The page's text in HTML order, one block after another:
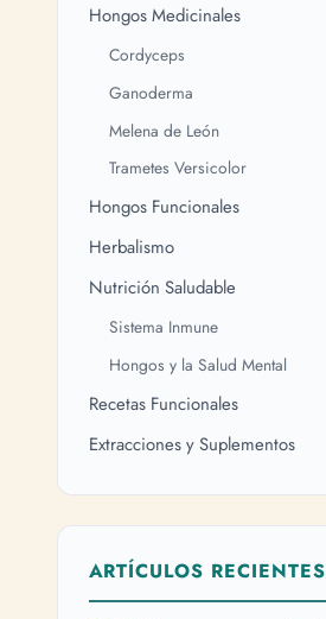
Hongos Medicinales
Cordyceps
Ganoderma
Melena de León
Trametes Versicolor
Hongos Funcionales
Herbalismo
Nutrición Saludable
Sistema Inmune
Hongos y la Salud Mental
Recetas Funcionales
Extracciones y Suplementos
ARTÍCULOS RECIENTES